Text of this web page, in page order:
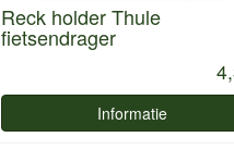
Reck holder Thule
fietsendrager
Informatie